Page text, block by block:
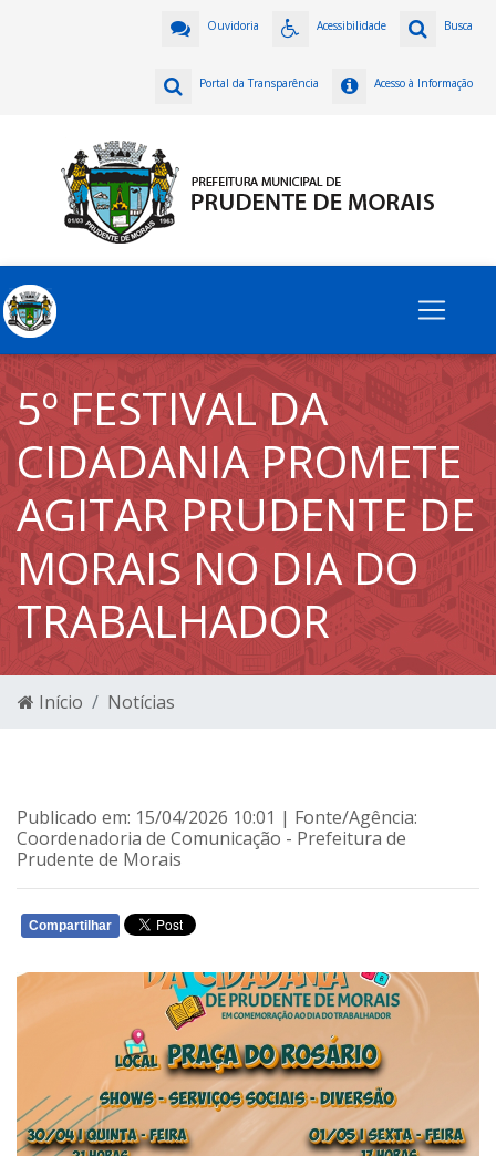
Busca
Acessibilidade
Ouvidoria
Acesso à Informação
Portal da Transparência
5º FESTIVAL DA
CIDADANIA PROMETE
AGITAR PRUDENTE DE
MORAIS NO DIA DO
TRABALHADOR
Início Notícias
Publicado em: 15/04/2026 10:01 | Fonte/Agência:
Coordenadoria de Comunicação - Prefeitura de
Prudente de Morais
Compartilhar